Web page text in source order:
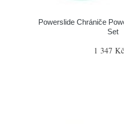
Powerslide Chrániče
Set
1 347 Kč